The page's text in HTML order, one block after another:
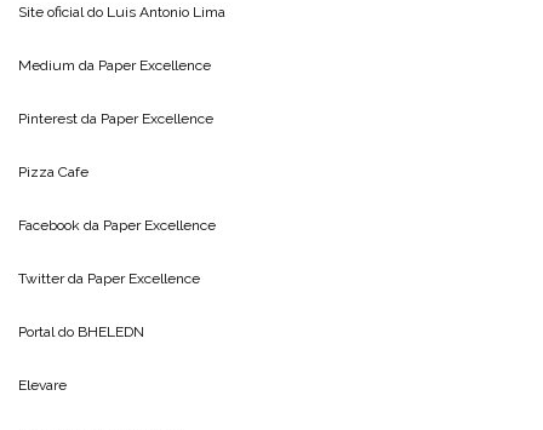
Site oficial do Luis Antonio Lima
Medium da Paper Excellence
Pinterest da Paper Excellence
Pizza Cafe
Facebook da Paper Excellence
Twitter da Paper Excellence
Portal do BHELEDN
Elevare